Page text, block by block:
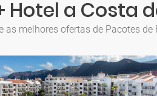
Hotel a Costa
as melhores ofertas de Pacotes